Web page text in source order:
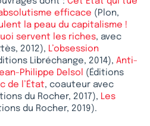
efficace (Plon,
la peau du capitalisme !
servent les riches, avec
2012), L’obsession
Libréchange, 2014), Anti-
Philippe Delsol
(Éditions
de l’État, coauteur avec
du Rocher, 2017), Les
du Rocher, 2019).